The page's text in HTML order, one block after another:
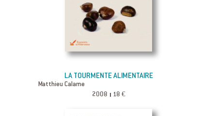
LA TOURMENTE ALIMENTAIRE
Matthieu Calame
2008 18 €